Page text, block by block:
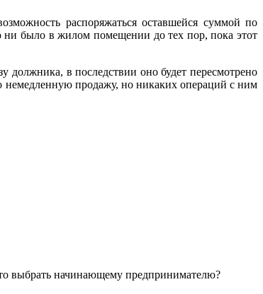
распоряжаться оставшейся суммой по
ни было в жилом помещении до тех пор, пока этот
должника, в последствии оно будет пересмотрено
немедленную продажу, но никаких операций с ним